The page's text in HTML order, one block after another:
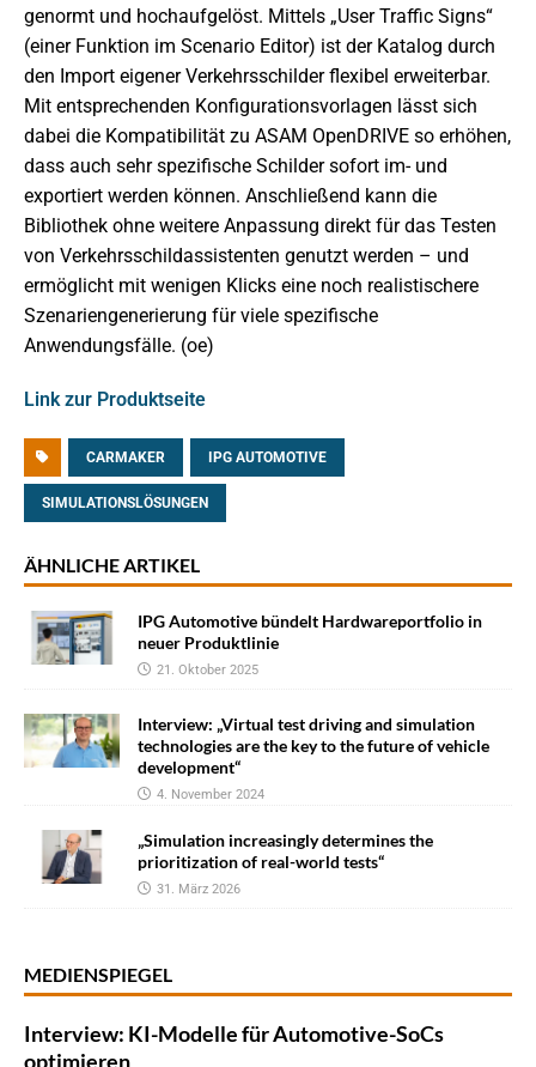
genormt und hochaufgelöst. Mittels „User Traffic Signs“
(einer Funktion im Scenario Editor) ist der Katalog durch
den Import eigener Verkehrsschilder flexibel erweiterbar.
Mit entsprechenden Konfigurationsvorlagen lässt sich
dabei die Kompatibilität zu ASAM OpenDRIVE so erhöhen,
dass auch sehr spezifische Schilder sofort im- und
exportiert werden können. Anschließend kann die
Bibliothek ohne weitere Anpassung direkt für das Testen
von Verkehrsschildassistenten genutzt werden – und
ermöglicht mit wenigen Klicks eine noch realistischere
Szenariengenerierung für viele spezifische
Anwendungsfälle. (oe)
Link zur Produktseite
CARMAKER IPG AUTOMOTIVE
SIMULATIONSLÖSUNGEN
ÄHNLICHE ARTIKEL
IPG Automotive bündelt Hardwareportfolio in
neuer Produktlinie
21. Oktober 2025
Interview: „Virtual test driving and simulation
technologies are the key to the future of vehicle
development“
4. November 2024
„Simulation increasingly determines the
prioritization of real-world tests“
31. März 2026
MEDIENSPIEGEL
Interview: KI-Modelle für Automotive-SoCs
optimieren